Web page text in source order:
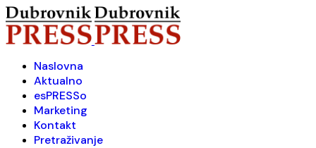
Naslovna
Aktualno
esPRESSo
Marketing
Kontakt
Pretraživanje